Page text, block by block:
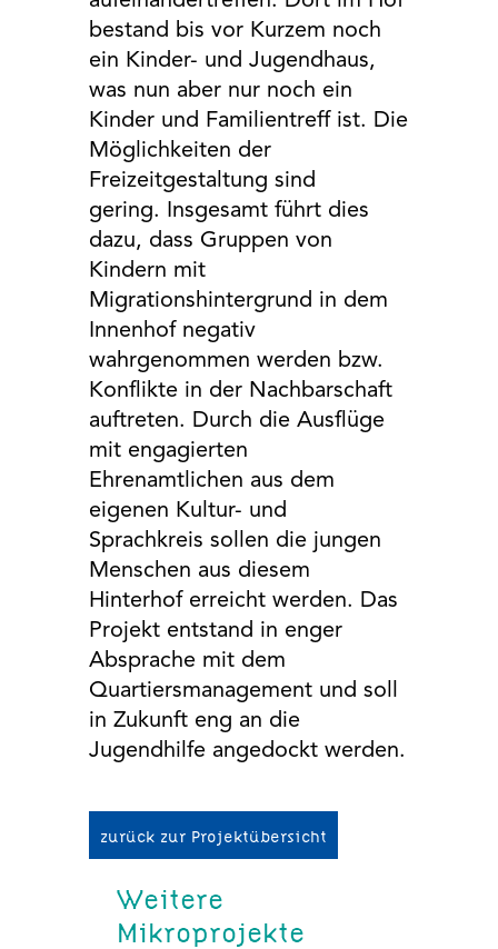
bestand bis vor Kurzem noch
ein Kinder- und Jugendhaus,
was nun aber nur noch ein
Kinder und Familientreff ist. Die
Möglichkeiten der
Freizeitgestaltung sind
gering. Insgesamt führt dies
dazu, dass Gruppen von
Kindern mit
Migrationshintergrund in dem
Innenhof negativ
wahrgenommen werden bzw.
Konflikte in der Nachbarschaft
auftreten. Durch die Ausflüge
mit engagierten
Ehrenamtlichen aus dem
eigenen Kultur- und
Sprachkreis sollen die jungen
Menschen aus diesem
Hinterhof erreicht werden. Das
Projekt entstand in enger
Absprache mit dem
Quartiersmanagement und soll
in Zukunft eng an die
Jugendhilfe angedockt werden.
zurück zur Projektübersicht
Weitere
Mikroprojekte